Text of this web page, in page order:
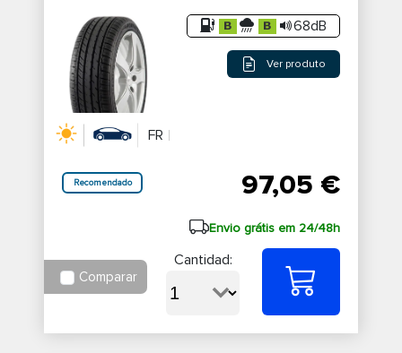
68dB
Ver produto
FR
Recomendado 97,05 €
Envio grátis em 24/48h
Comparar
Cantidad: